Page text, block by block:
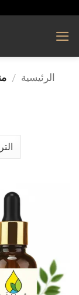
الرئيسية /